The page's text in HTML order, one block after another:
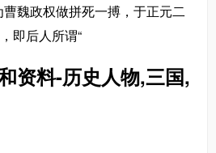
魏政权做拼死一搏，于正元二
即后人所谓“
资料-历史人物,三国,